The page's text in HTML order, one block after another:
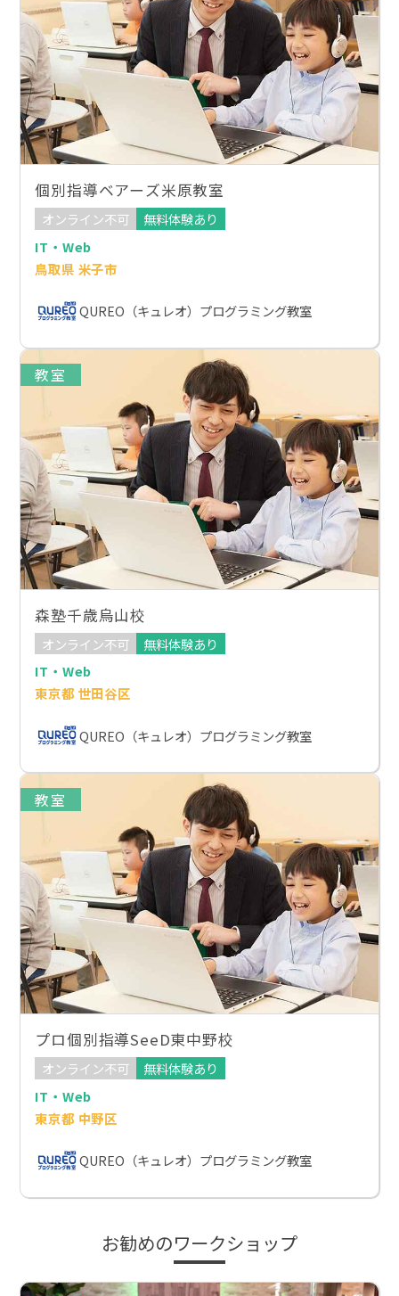
個別指導ベアーズ米原教室
オンライン不可
無料体験あり
IT・Web
鳥取県 米子市
QUREO（キュレオ）プログラミング教室
教室
森塾千歳烏山校
オンライン不可
無料体験あり
IT・Web
東京都 世田谷区
QUREO（キュレオ）プログラミング教室
教室
プロ個別指導SeeD東中野校
オンライン不可
無料体験あり
IT・Web
東京都 中野区
QUREO（キュレオ）プログラミング教室
お勧めのワークショップ